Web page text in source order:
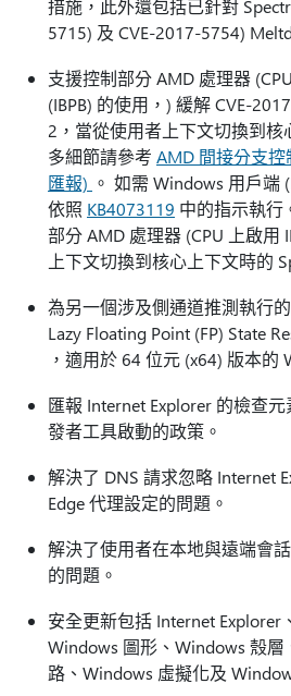
措施，此外還包括已針對
5715) 及 CVE-2017-5754)
支援控制部分 AMD 處理器
(IBPB) 的使用，) 緩解 CVE-
2，當從使用者上下文切換到核
多細節請參考 AMD 間接分支控
匯報) 。 如需 Windows 用戶端
依照 KB4073119 中的指示執行
部分 AMD 處理器 (CPU 上啟用
上下文切換到核心上下文時的
為另一個涉及側通道推測執行
Lazy Floating Point (FP) State
，適用於 64 位元 (x64) 版本的
匯報 Internet Explorer 的檢查
發者工具啟動的政策。
解決了 DNS 請求忽略 Internet
Edge 代理設定的問題。
解決了使用者在本地與遠端會
的問題。
安全更新包括 Internet Explorer
Windows 圖形、Windows 殼
路、Windows 虛擬化及